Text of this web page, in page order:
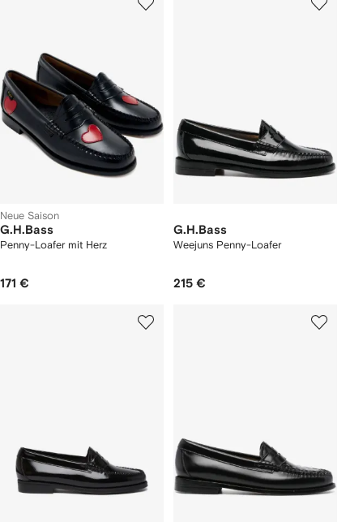
Neue Saison
G.H.Bass
Penny-Loafer mit Herz
171 €
G.H.Bass
Weejuns Penny-Loafer
215 €